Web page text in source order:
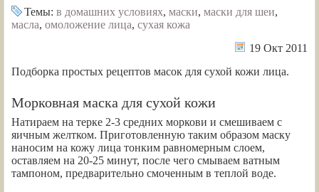
Темы: в домашних условиях, маски, маски для шеи,
масла, омоложение лица, сухая кожа
19 Окт 2011
Подборка простых рецептов масок для сухой кожи лица.
Морковная маска для сухой кожи
Натираем на терке 2-3 средних моркови и смешиваем с
яичным желтком. Приготовленную таким образом маску
наносим на кожу лица тонким равномерным слоем,
оставляем на 20-25 минут, после чего смываем ватным
тампоном, предварительно смоченным в теплой воде.